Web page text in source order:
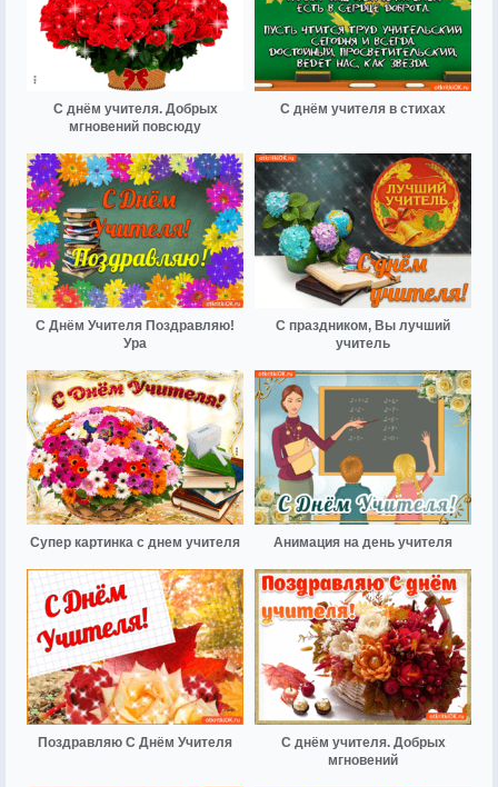
С днём учителя. Добрых
мгновений повсюду
С днём учителя в стихах
С Днём Учителя Поздравляю!
Ура
С праздником, Вы лучший
учитель
Супер картинка с днем учителя Анимация на день учителя
Поздравляю С Днём Учителя
С днём учителя. Добрых
мгновений